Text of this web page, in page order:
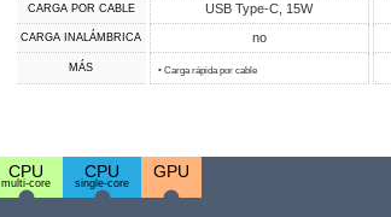
CARGA POR CABLE USB Type-C, 15W
CARGA INALÁMBRICA no
MÁS • Carga rápida por cable
CPU
multi-core
CPU
single-core
GPU